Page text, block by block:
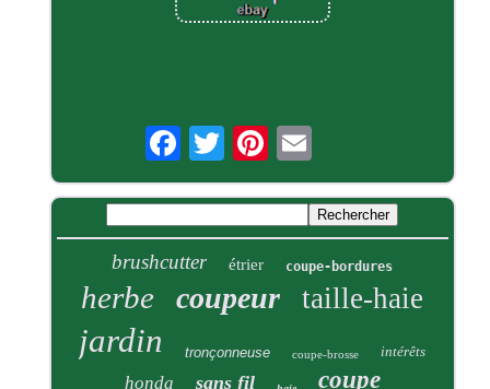
brushcutter étrier coupe-bordures
herbe coupeur taille-haie
jardin tronçonneuse coupe-brosse intérêts
honda sans fil coupe